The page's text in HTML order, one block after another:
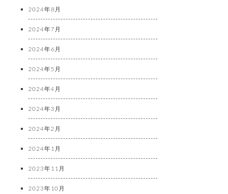
2024年8月
2024年7月
2024年6月
2024年5月
2024年4月
2024年3月
2024年2月
2024年1月
2023年11月
2023年10月